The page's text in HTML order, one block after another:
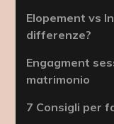
Elopement vs
differenze?
Engagment
matrimonio
7 Consigli per